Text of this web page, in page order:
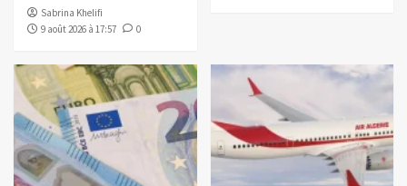
Sabrina Khelifi
9 août 2026 à 17:57
0